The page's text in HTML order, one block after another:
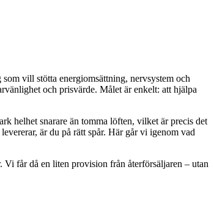
vill stötta energiomsättning, nervsystem och
och prisvärde. Målet är enkelt: att hjälpa
helhet snarare än tomma löften, vilket är precis det
är du på rätt spår. Här går vi igenom vad
får då en liten provision från återförsäljaren – utan